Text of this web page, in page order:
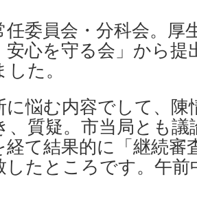
任委員会・分科会。厚
安心を守る会」から提
た。
に悩む内容でして、陳
、質疑。市当局とも
経て結果的に「継続
したところです。午